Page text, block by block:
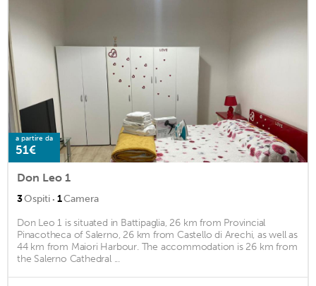
a partire da
51€
Don Leo 1
3Ospiti · 1Camera
Don Leo 1 is situated in Battipaglia, 26 km from Provincial
Pinacotheca of Salerno, 26 km from Castello di Arechi, as well as
44 km from Maiori Harbour. The accommodation is 26 km from
the Salerno Cathedral ...